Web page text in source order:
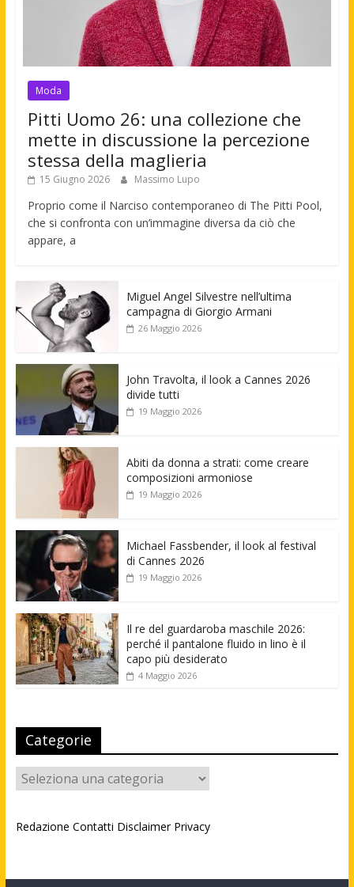
Moda
Pitti Uomo 26: una collezione che
mette in discussione la percezione
stessa della maglieria
15 Giugno 2026 Massimo Lupo
Proprio come il Narciso contemporaneo di The Pitti Pool,
che si confronta con un’immagine diversa da ciò che
appare, a
Miguel Angel Silvestre nell’ultima
campagna di Giorgio Armani
26 Maggio 2026
John Travolta, il look a Cannes 2026
divide tutti
19 Maggio 2026
Abiti da donna a strati: come creare
composizioni armoniose
19 Maggio 2026
Michael Fassbender, il look al festival
di Cannes 2026
19 Maggio 2026
Il re del guardaroba maschile 2026:
perché il pantalone fluido in lino è il
capo più desiderato
4 Maggio 2026
Categorie
Categorie
Redazione Contatti Disclaimer Privacy